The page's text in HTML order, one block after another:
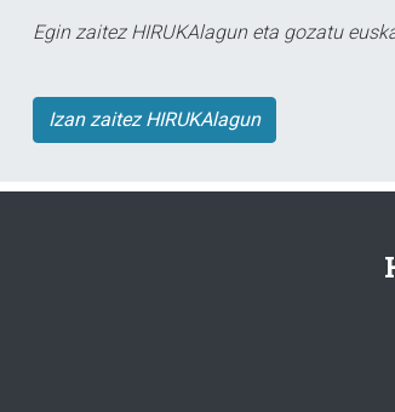
Egin zaitez HIRUKAlagun eta gozatu
Izan zaitez HIRUKAlagun